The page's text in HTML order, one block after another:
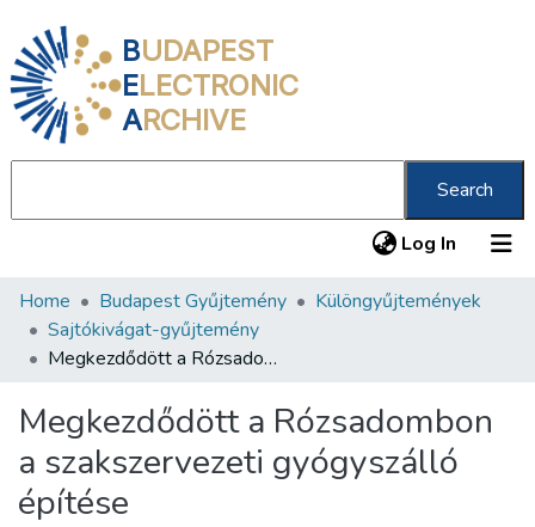
BUDAPEST
ELECTRONIC
ARCHIVE
Search
Log In (current)
Communities & Collections
All of DSpace
About us
Home Budapest Gyűjtemény
Különgyűjtemények
Sajtókivágat-gyűjtemény
Megkezdődött a Rózsadombon a szakszervezeti gyógyszálló építése
Megkezdődött a Rózsadombon
a szakszervezeti gyógyszálló
építése